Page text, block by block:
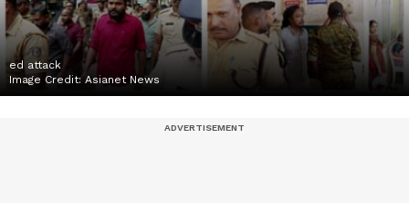
ed attack
Image Credit: Asianet News